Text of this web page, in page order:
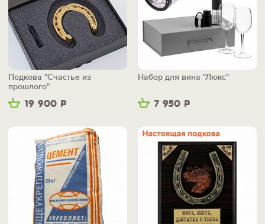
19 900 Р
Подкова "Счастье из
прошлого"
7 950 Р
Набор для вина "Люкс"